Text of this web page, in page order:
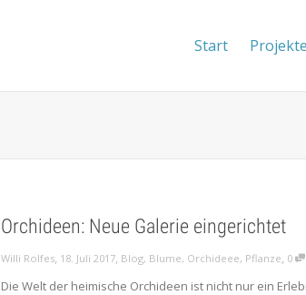
Start Projekte
Orchideen: Neue Galerie eingerichtet
Willi Rolfes, 18. Juli 2017, Blog, Blume, Orchideee, Pflanze, 0
Die Welt der heimische Orchideen ist nicht nur ein